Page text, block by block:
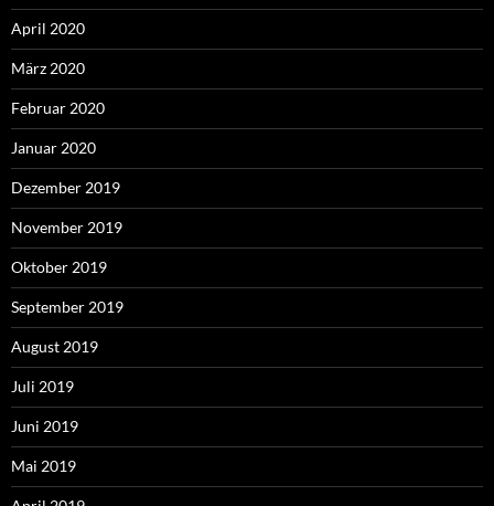
April 2020
März 2020
Februar 2020
Januar 2020
Dezember 2019
November 2019
Oktober 2019
September 2019
August 2019
Juli 2019
Juni 2019
Mai 2019